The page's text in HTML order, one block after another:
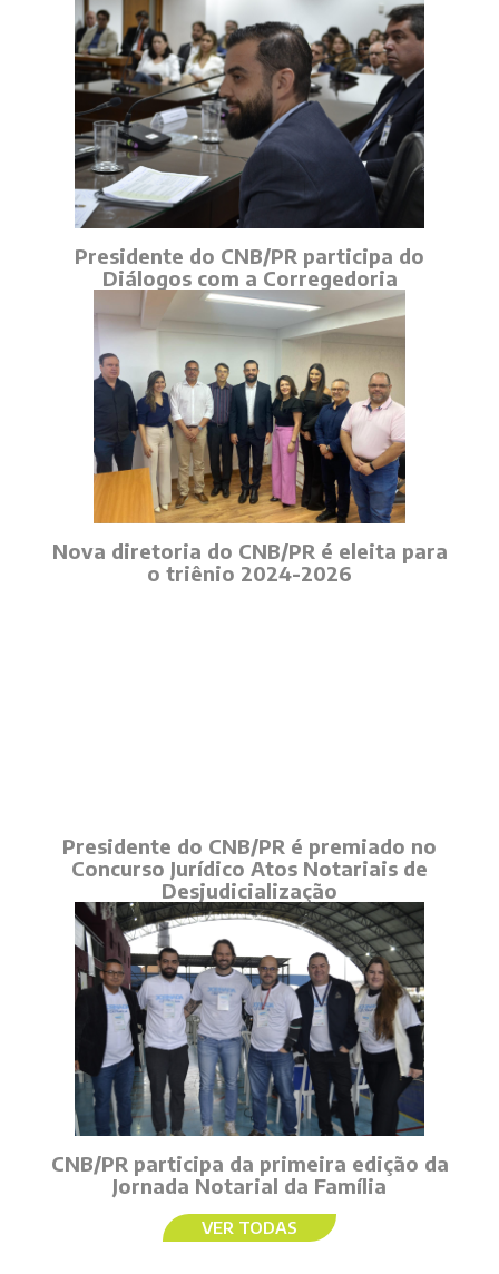
Presidente do CNB/PR participa do
Diálogos com a Corregedoria
Nova diretoria do CNB/PR é eleita para
o triênio 2024-2026
Presidente do CNB/PR é premiado no
Concurso Jurídico Atos Notariais de
Desjudicialização
CNB/PR participa da primeira edição da
Jornada Notarial da Família
VER TODAS